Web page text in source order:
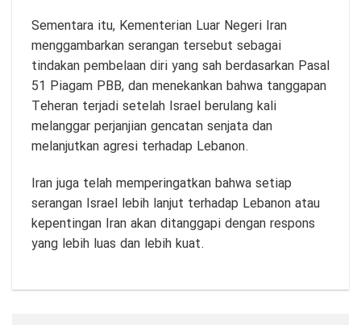
Sementara itu, Kementerian Luar Negeri Iran
menggambarkan serangan tersebut sebagai
tindakan pembelaan diri yang sah berdasarkan Pasal
51 Piagam PBB, dan menekankan bahwa tanggapan
Teheran terjadi setelah Israel berulang kali
melanggar perjanjian gencatan senjata dan
melanjutkan agresi terhadap Lebanon.
Iran juga telah memperingatkan bahwa setiap
serangan Israel lebih lanjut terhadap Lebanon atau
kepentingan Iran akan ditanggapi dengan respons
yang lebih luas dan lebih kuat.